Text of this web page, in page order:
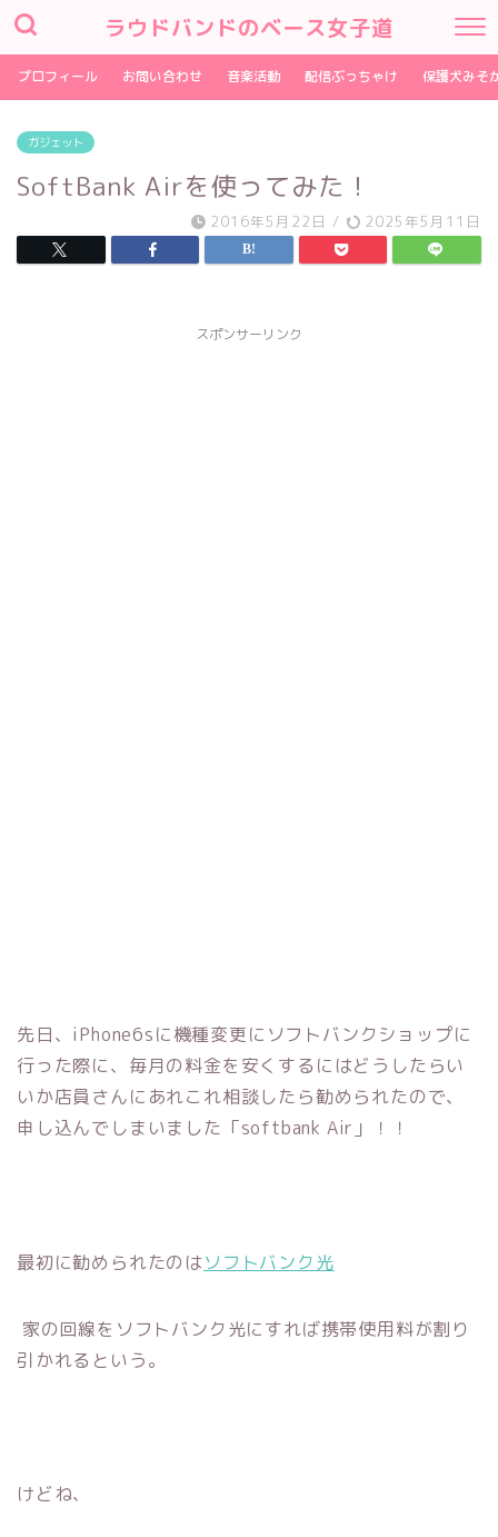
ラウドバンドのベース女子道
プロフィール お問い合わせ 音楽活動 配信ぶっちゃけ 保護犬みそ
ガジェット
SoftBank Airを使ってみた！
2016年5月22日 / 2025年5月11日
スポンサーリンク
先日、iPhone6sに機種変更にソフトバンクショップに
行った際に、毎月の料金を安くするにはどうしたらい
いか店員さんにあれこれ相談したら勧められたので、
申し込んでしまいました「softbank Air」！！
最初に勧められたのはソフトバンク光
家の回線をソフトバンク光にすれば携帯使用料が割り
引かれるという。
けどね、